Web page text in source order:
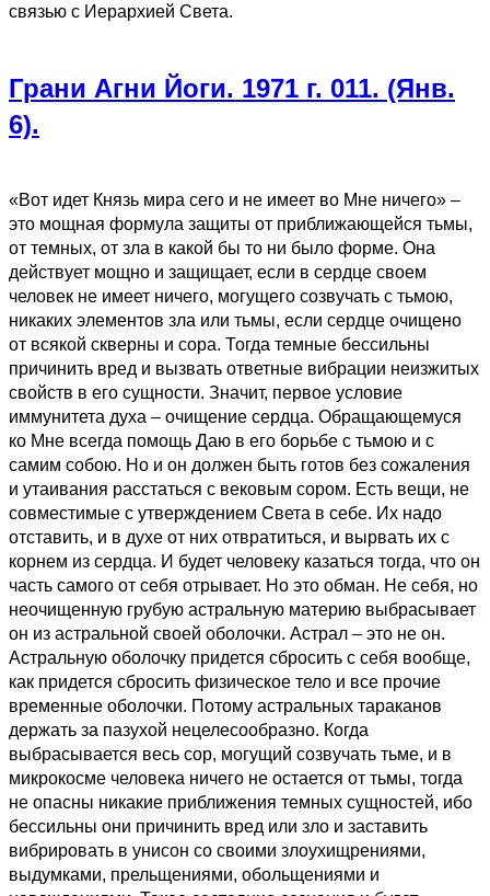
связью с Иерархией Света.
Грани Агни Йоги. 1971 г. 011. (Янв.
6).
«Вот идет Князь мира сего и не имеет во Мне ничего» –
это мощная формула защиты от приближающейся тьмы,
от темных, от зла в какой бы то ни было форме. Она
действует мощно и защищает, если в сердце своем
человек не имеет ничего, могущего созвучать с тьмою,
никаких элементов зла или тьмы, если сердце очищено
от всякой скверны и сора. Тогда темные бессильны
причинить вред и вызвать ответные вибрации неизжитых
свойств в его сущности. Значит, первое условие
иммунитета духа – очищение сердца. Обращающемуся
ко Мне всегда помощь Даю в его борьбе с тьмою и с
самим собою. Но и он должен быть готов без сожаления
и утаивания расстаться с вековым сором. Есть вещи, не
совместимые с утверждением Света в себе. Их надо
отставить, и в духе от них отвратиться, и вырвать их с
корнем из сердца. И будет человеку казаться тогда, что он
часть самого от себя отрывает. Но это обман. Не себя, но
неочищенную грубую астральную материю выбрасывает
он из астральной своей оболочки. Астрал – это не он.
Астральную оболочку придется сбросить с себя вообще,
как придется сбросить физическое тело и все прочие
временные оболочки. Потому астральных тараканов
держать за пазухой нецелесообразно. Когда
выбрасывается весь сор, могущий созвучать тьме, и в
микрокосме человека ничего не остается от тьмы, тогда
не опасны никакие приближения темных сущностей, ибо
бессильны они причинить вред или зло и заставить
вибрировать в унисон со своими злоухищрениями,
выдумками, прельщениями, обольщениями и